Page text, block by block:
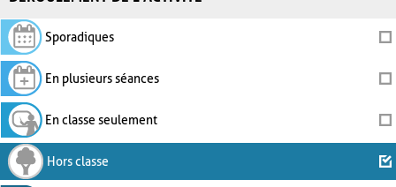
Sporadiques
En plusieurs séances
En classe seulement
Hors classe